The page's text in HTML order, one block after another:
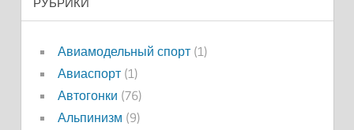
РУБРИКИ
Авиамодельный спорт(1)
Авиаспорт(1)
Автогонки (76)
Альпинизм (9)